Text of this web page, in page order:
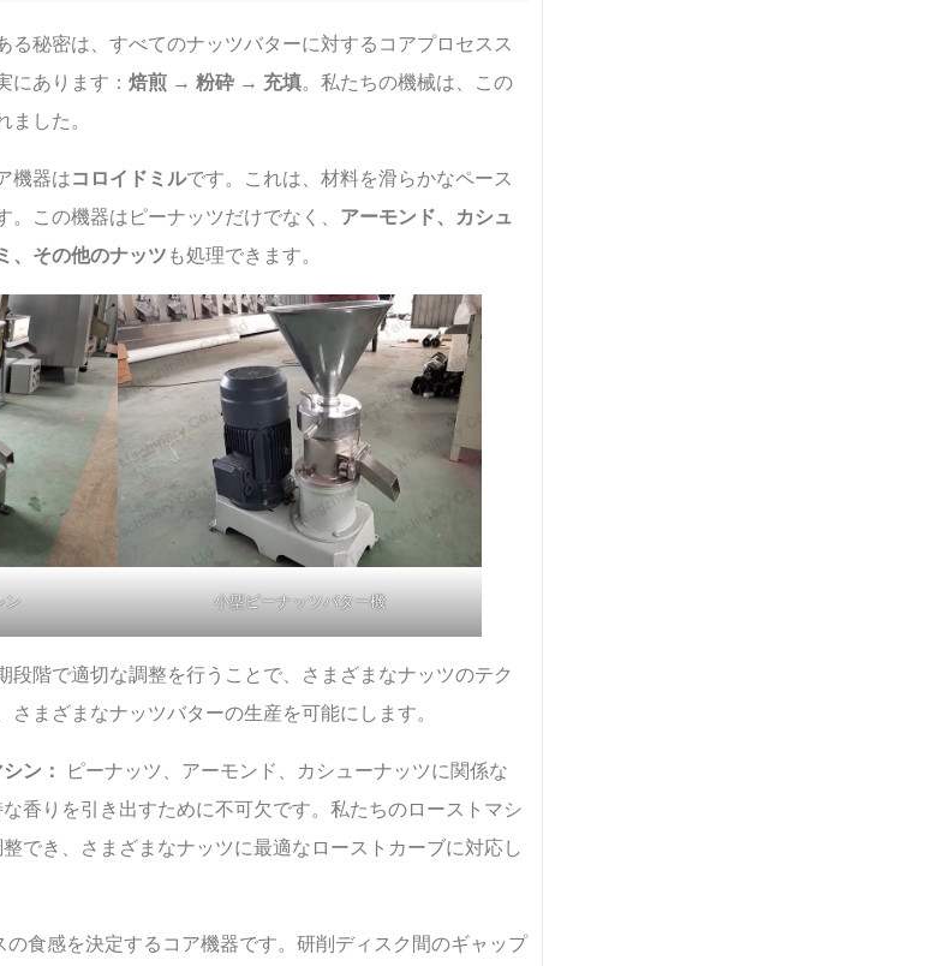
る秘密は、すべてのナッツバターに対するコアプロセスス
にあります：焙煎 →粉砕 → 充填。私たちの機械は、この
した。
機器はコロイドミルです。これは、材料を滑らかなペース
。この機器はピーナッツだけでなく、 アーモンド、カシュ
、その他のナッツ も処理できます。
ン 小型ピーナッツバター機
段階で適切な調整を行うことで、さまざまなナッツのテク
まざまなナッツバターの生産を可能にします。
ン：
ピーナッツ、アーモンド、カシューナッツに関係な
香りを引き出すために不可欠です。私たちのローストマシ
でき、さまざまなナッツに最適なローストカーブに対応し
の食感を決定するコア機器です。研削ディスク間のギャップ